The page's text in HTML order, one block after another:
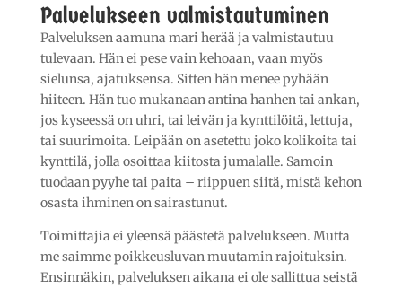
Palvelukseen valmistautuminen
Palveluksen aamuna mari herää ja valmistautuu
tulevaan. Hän ei pese vain kehoaan, vaan myös
sielunsa, ajatuksensa. Sitten hän menee pyhään
hiiteen. Hän tuo mukanaan antina hanhen tai ankan,
jos kyseessä on uhri, tai leivän ja kynttilöitä, lettuja,
tai suurimoita. Leipään on asetettu joko kolikoita tai
kynttilä, jolla osoittaa kiitosta jumalalle. Samoin
tuodaan pyyhe tai paita – riippuen siitä, mistä kehon
osasta ihminen on sairastunut.
Toimittajia ei yleensä päästetä palvelukseen. Mutta
me saimme poikkeusluvan muutamin rajoituksin.
Ensinnäkin, palveluksen aikana ei ole sallittua seistä